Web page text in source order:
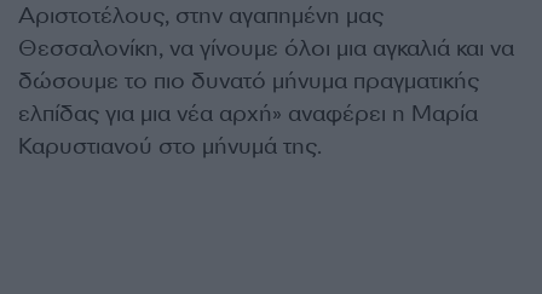
Αριστοτέλους, στην αγαπημένη μας
Θεσσαλονίκη, να γίνουμε όλοι μια αγκαλιά και να
δώσουμε το πιο δυνατό μήνυμα πραγματικής
ελπίδας για μια νέα αρχή» αναφέρει η Μαρία
Καρυστιανού στο μήνυμά της.